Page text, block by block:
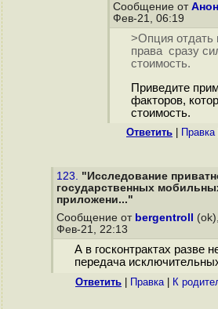
Сообщение от
Фев-21, 06:19
>Опция отдать
права сразу
стоимость.
Приведите
факторов,
стоимость.
Ответить Правка|
123. "Исследование
государственных
приложени..."
Сообщение от bergentroll
Фев-21, 22:13
А в госконтрактах разве
передача
Ответить Правка| К